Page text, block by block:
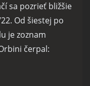
sa pozrieť bližšie
Od šiestej po
je zoznam
čerpal: